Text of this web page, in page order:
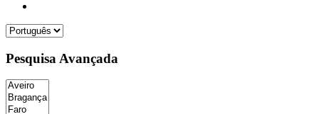
Pesquisa Avançada